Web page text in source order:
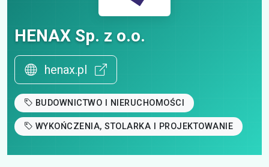
HENAX Sp. z o.o.
henax.pl
BUDOWNICTWO I NIERUCHOMOŚCI
WYKOŃCZENIA, STOLARKA I PROJEKTOWANIE